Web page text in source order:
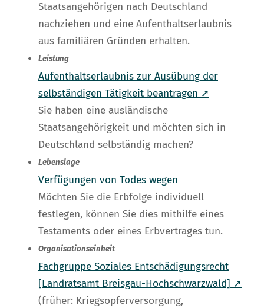
Staatsangehörigen nach Deutschland
nachziehen und eine Aufenthaltserlaubnis
aus familiären Gründen erhalten.
Leistung
Aufenthaltserlaubnis zur Ausübung der
selbständigen Tätigkeit beantragen ➚
Sie haben eine ausländische
Staatsangehörigkeit und möchten sich in
Deutschland selbständig machen?
Lebenslage
Verfügungen von Todes wegen
Möchten Sie die Erbfolge individuell
festlegen, können Sie dies mithilfe eines
Testaments oder eines Erbvertrages tun.
Organisationseinheit
Fachgruppe Soziales Entschädigungsrecht
[Landratsamt Breisgau-Hochschwarzwald] ➚
(früher: Kriegsopferversorgung,